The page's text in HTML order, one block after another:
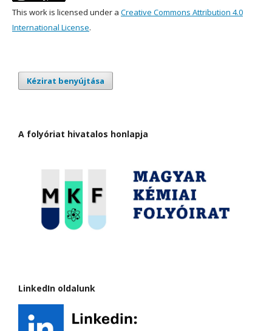
This work is licensed under a Creative Commons Attribution 4.0
International License.
Kézirat benyújtása
A folyóriat hivatalos honlapja
LinkedIn oldalunk